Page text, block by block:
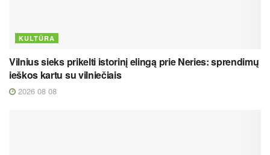
KULTŪRA
Vilnius sieks prikelti istorinį elingą prie Neries: sprendimų
ieškos kartu su vilniečiais
2026 08 08